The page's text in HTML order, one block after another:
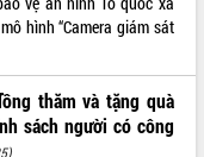
hình “Camera giám sát
thăm và tặng quà
sách người có công